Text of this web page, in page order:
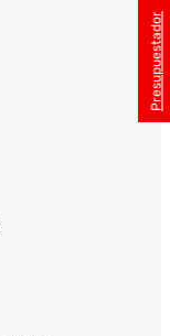
Presupuestador